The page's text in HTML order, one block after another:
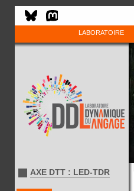
LABORATOIRE
AXE DTT : LED-TDR